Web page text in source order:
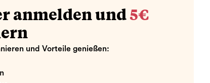
anmelden und 5€
und Vorteile genießen: